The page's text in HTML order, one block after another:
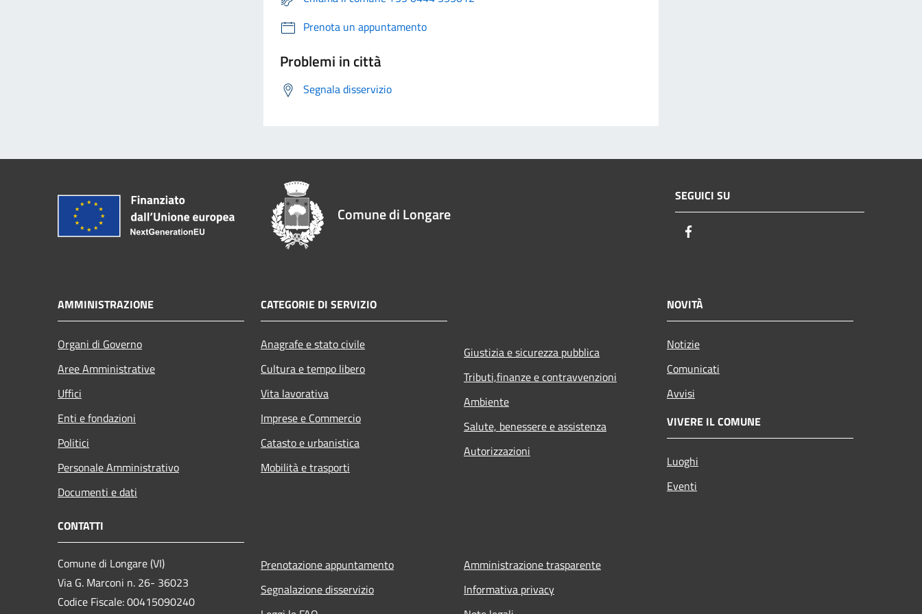
Prenota un appuntamento
Problemi in città
Segnala disservizio
Comune di Longare
SEGUICI SU
AMMINISTRAZIONE
Organi di Governo
Aree Amministrative
Uffici
Enti e fondazioni
Politici
Personale Amministrativo
Documenti e dati
CATEGORIE DI SERVIZIO
Anagrafe e stato civile
Cultura e tempo libero
Vita lavorativa
Imprese e Commercio
Catasto e urbanistica
Mobilità e trasporti
Giustizia e sicurezza pubblica
Tributi,finanze e contravvenzioni
Ambiente
Salute, benessere e assistenza
Autorizzazioni
NOVITÀ
Notizie
Comunicati
Avvisi
VIVERE IL COMUNE
Luoghi
Eventi
CONTATTI
Comune di Longare (VI)
Via G. Marconi n. 26- 36023
Codice Fiscale: 00415090240
Prenotazione appuntamento
Segnalazione disservizio
Amministrazione trasparente
Informativa privacy